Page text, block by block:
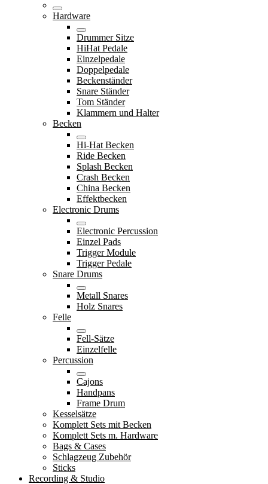
Hardware
Drummer Sitze
HiHat Pedale
Einzelpedale
Doppelpedale
Beckenständer
Snare Ständer
Tom Ständer
Klammern und Halter
Becken
Hi-Hat Becken
Ride Becken
Splash Becken
Crash Becken
China Becken
Effektbecken
Electronic Drums
Electronic Percussion
Einzel Pads
Trigger Module
Trigger Pedale
Snare Drums
Metall Snares
Holz Snares
Felle
Fell-Sätze
Einzelfelle
Percussion
Cajons
Handpans
Frame Drum
Kesselsätze
Komplett Sets mit Becken
Komplett Sets m. Hardware
Bags & Cases
Schlagzeug Zubehör
Sticks
Recording & Studio